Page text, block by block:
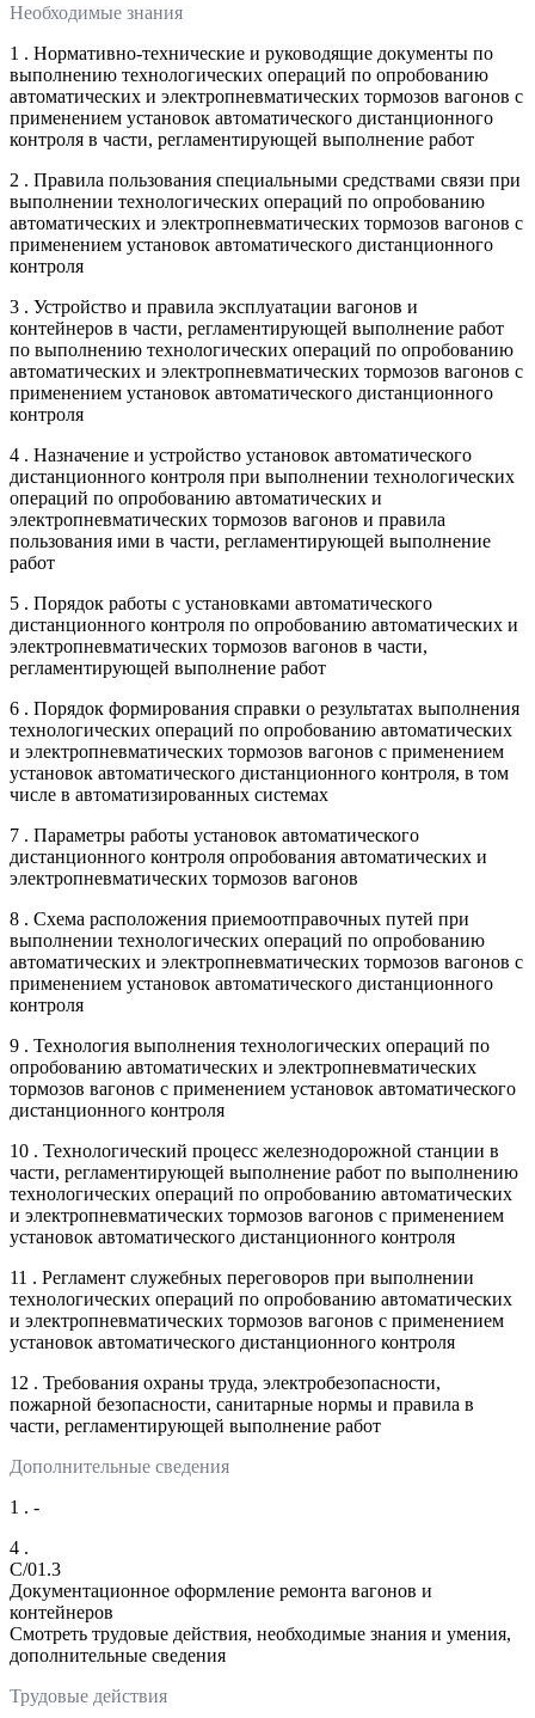
Необходимые знания
1 . Нормативно-технические и руководящие документы по
выполнению технологических операций по опробованию
автоматических и электропневматических тормозов вагонов с
применением установок автоматического дистанционного
контроля в части, регламентирующей выполнение работ
2 . Правила пользования специальными средствами связи при
выполнении технологических операций по опробованию
автоматических и электропневматических тормозов вагонов с
применением установок автоматического дистанционного
контроля
3 . Устройство и правила эксплуатации вагонов и
контейнеров в части, регламентирующей выполнение работ
по выполнению технологических операций по опробованию
автоматических и электропневматических тормозов вагонов с
применением установок автоматического дистанционного
контроля
4 . Назначение и устройство установок автоматического
дистанционного контроля при выполнении технологических
операций по опробованию автоматических и
электропневматических тормозов вагонов и правила
пользования ими в части, регламентирующей выполнение
работ
5 . Порядок работы с установками автоматического
дистанционного контроля по опробованию автоматических и
электропневматических тормозов вагонов в части,
регламентирующей выполнение работ
6 . Порядок формирования справки о результатах выполнения
технологических операций по опробованию автоматических
и электропневматических тормозов вагонов с применением
установок автоматического дистанционного контроля, в том
числе в автоматизированных системах
7 . Параметры работы установок автоматического
дистанционного контроля опробования автоматических и
электропневматических тормозов вагонов
8 . Схема расположения приемоотправочных путей при
выполнении технологических операций по опробованию
автоматических и электропневматических тормозов вагонов с
применением установок автоматического дистанционного
контроля
9 . Технология выполнения технологических операций по
опробованию автоматических и электропневматических
тормозов вагонов с применением установок автоматического
дистанционного контроля
10 . Технологический процесс железнодорожной станции в
части, регламентирующей выполнение работ по выполнению
технологических операций по опробованию автоматических
и электропневматических тормозов вагонов с применением
установок автоматического дистанционного контроля
11 . Регламент служебных переговоров при выполнении
технологических операций по опробованию автоматических
и электропневматических тормозов вагонов с применением
установок автоматического дистанционного контроля
12 . Требования охраны труда, электробезопасности,
пожарной безопасности, санитарные нормы и правила в
части, регламентирующей выполнение работ
Дополнительные сведения
1 . -
4 .
C/01.3
Документационное оформление ремонта вагонов и
контейнеров
Смотреть трудовые действия, необходимые знания и умения,
дополнительные сведения
Трудовые действия